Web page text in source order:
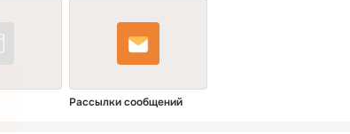
Рассылки сообщений